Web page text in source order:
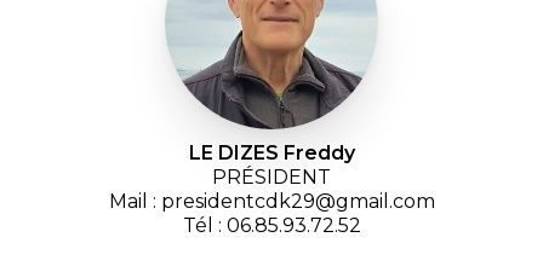
LE DIZES Freddy
PRÉSIDENT
Mail : presidentcdk29@gmail.com
Tél : 06.85.93.72.52